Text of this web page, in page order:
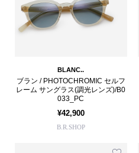
BLANC..
ブラン / PHOTOCHROMIC セルフ
レーム サングラス(調光レンズ)/B0
033_PC
¥42,900
B.R.SHOP